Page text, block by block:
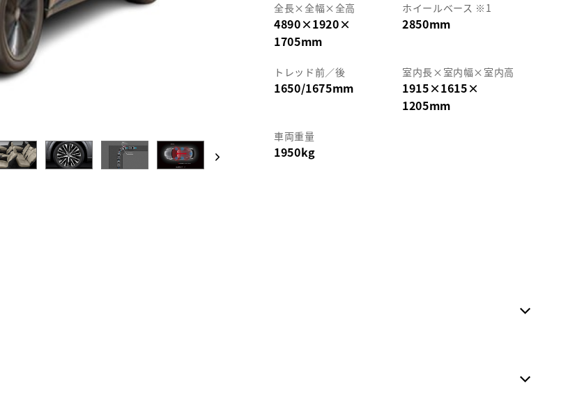
全長×全幅×全高
4890×1920×
1705mm
ホイールベース ※1
2850mm
トレッド前／後
1650/1675mm
室内長× 室内幅× 室内高
1915×1615×
1205mm
車両重量
1950kg